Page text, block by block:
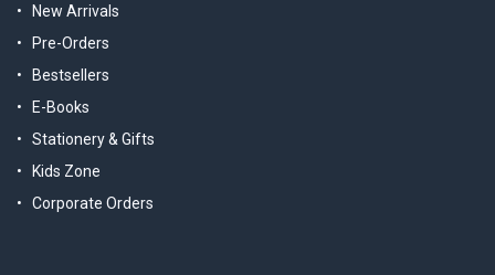
New Arrivals
Pre-Orders
Bestsellers
E-Books
Stationery & Gifts
Kids Zone
Corporate Orders